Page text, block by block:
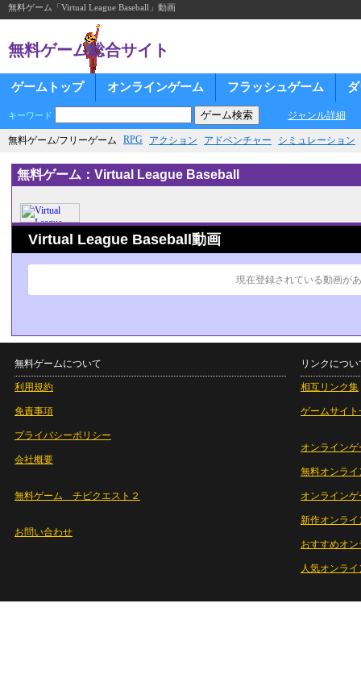
無料ゲーム「Virtual League Baseball」動画
無料ゲーム総合サイト
ゲームトップ オンラインゲーム フラッシュゲーム
キーワード ジャンル詳細
無料ゲーム/フリーゲーム RPG アクション アドベンチャー シミュレーション
無料ゲーム：Virtual League Baseball
Virtual League Baseball動画
現在登録されている動画が
無料ゲームについて
利用規約
免責事項
プライバシーポリシー
会社概要
無料ゲーム チビクエスト２
お問い合わせ
リンクについ
相互リンク集
ゲームサイト
オンラインゲ
無料オンライ
オンライン
新作オンライ
おすすめオ
人気オンラ